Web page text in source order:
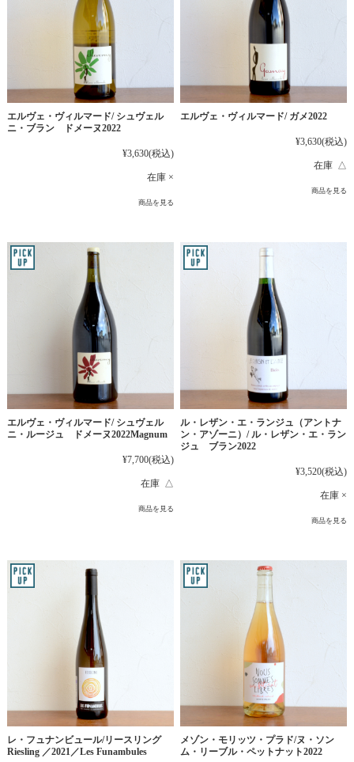
エルヴェ・ヴィルマード/ シュヴェル
ニ・ブラン ドメーヌ2022
¥3,630(税込)
在庫 ×
商品を見る
エルヴェ・ヴィルマード/ ガメ2022
¥3,630(税込)
在庫 △
商品を見る
エルヴェ・ヴィルマード/ シュヴェル
ニ・ルージュ ドメーヌ2022Magnum
¥7,700(税込)
在庫 △
商品を見る
ル・レザン・エ・ランジュ（アントナ
ン・アゾーニ）/ ル・レザン・エ・ラン
ジュ ブラン2022
¥3,520(税込)
在庫 ×
商品を見る
レ・フュナンビュール/リースリング
Riesling ／2021／Les Funambules
メゾン・モリッツ・プラド/ヌ・ソン
ム・リーブル・ペットナット2022